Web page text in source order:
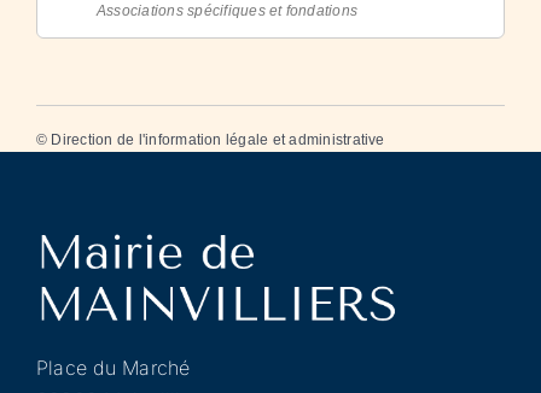
Associations spécifiques et fondations
© Direction de l'information légale et administrative
Place du Marché